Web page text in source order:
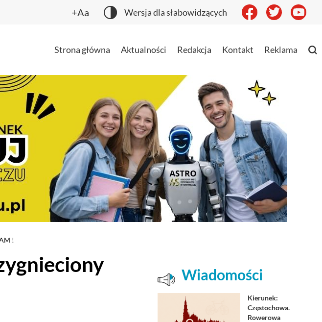
+Aa Wersja dla słabowidzących
Strona główna Aktualności Redakcja Kontakt Reklama
!
Wiadomości
Kierunek:
Częstochowa.
Rowerowa